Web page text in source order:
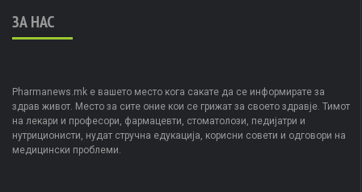
ЗА НАС
Pharmanews.mk е вашето место кога сакате да се информирате за
здрав живот. Место за сите оние кои се грижат за своето здравје. Тимот
на лекари и професори, фармацевти, стоматолози, педијатри и
нутриционисти, нудат стручна едукација, корисни совети и одговори на
медицински проблеми.